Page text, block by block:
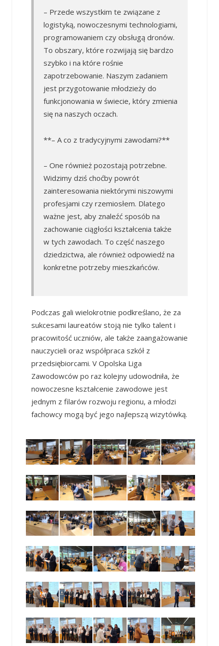
– Przede wszystkim te związane z
logistyką, nowoczesnymi technologiami,
programowaniem czy obsługą dronów.
To obszary, które rozwijają się bardzo
szybko i na które rośnie
zapotrzebowanie. Naszym zadaniem
jest przygotowanie młodzieży do
funkcjonowania w świecie, który zmienia
się na naszych oczach.
**– A co z tradycyjnymi zawodami?**
– One również pozostają potrzebne.
Widzimy dziś choćby powrót
zainteresowania niektórymi niszowymi
profesjami czy rzemiosłem. Dlatego
ważne jest, aby znaleźć sposób na
zachowanie ciągłości kształcenia także
w tych zawodach. To część naszego
dziedzictwa, ale również odpowiedź na
konkretne potrzeby mieszkańców.
Podczas gali wielokrotnie podkreślano, że za
sukcesami laureatów stoją nie tylko talent i
pracowitość uczniów, ale także zaangażowanie
nauczycieli oraz współpraca szkół z
przedsiębiorcami. V Opolska Liga
Zawodowców po raz kolejny udowodniła, że
nowoczesne kształcenie zawodowe jest
jednym z filarów rozwoju regionu, a młodzi
fachowcy mogą być jego najlepszą wizytówką.